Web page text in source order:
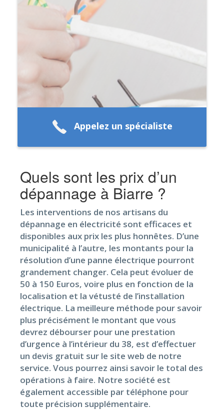
Appelez un spécialiste
Quels sont les prix d’un
dépannage à Biarre ?
Les interventions de nos artisans du
dépannage en électricité sont efficaces et
disponibles aux prix les plus honnêtes. D’une
municipalité à l’autre, les montants pour la
résolution d’une panne électrique pourront
grandement changer. Cela peut évoluer de
50 à 150 Euros, voire plus en fonction de la
localisation et la vétusté de l’installation
électrique. La meilleure méthode pour savoir
plus précisément le montant que vous
devrez débourser pour une prestation
d’urgence à l’intérieur du 38, est d’effectuer
un devis gratuit sur le site web de notre
service. Vous pourrez ainsi savoir le total des
opérations à faire. Notre société est
également accessible par téléphone pour
toute précision supplémentaire.